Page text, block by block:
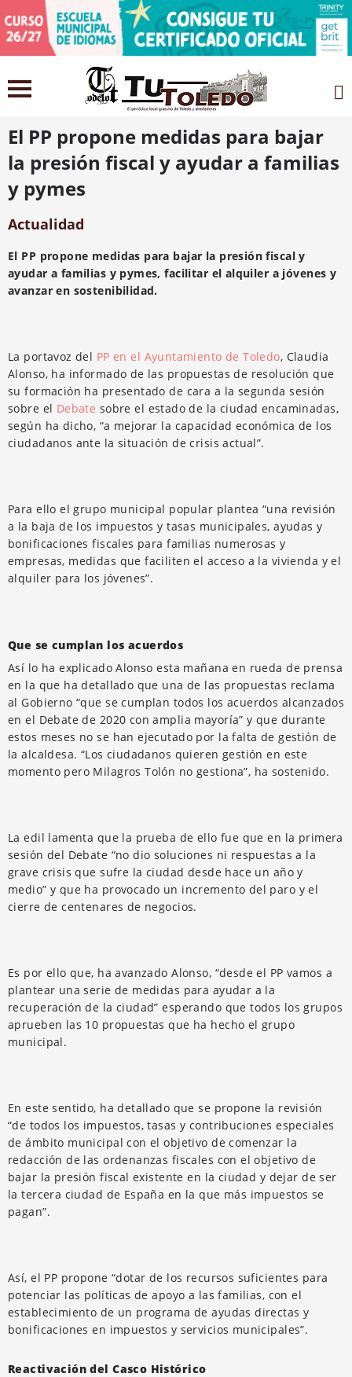
5 julio 2021
El PP propone medidas para bajar
la presión fiscal y ayudar a familias
y pymes
Actualidad
El PP propone medidas para bajar la presión fiscal y
ayudar a familias y pymes, facilitar el alquiler a jóvenes y
avanzar en sostenibilidad.
La portavoz del PP en el Ayuntamiento de Toledo, Claudia
Alonso, ha informado de las propuestas de resolución que
su formación ha presentado de cara a la segunda sesión
sobre el Debate sobre el estado de la ciudad encaminadas,
según ha dicho, “a mejorar la capacidad económica de los
ciudadanos ante la situación de crisis actual”.
Para ello el grupo municipal popular plantea “una revisión
a la baja de los impuestos y tasas municipales, ayudas y
bonificaciones fiscales para familias numerosas y
empresas, medidas que faciliten el acceso a la vivienda y el
alquiler para los jóvenes”.
Que se cumplan los acuerdos
Así lo ha explicado Alonso esta mañana en rueda de prensa
en la que ha detallado que una de las propuestas reclama
al Gobierno “que se cumplan todos los acuerdos alcanzados
en el Debate de 2020 con amplia mayoría” y que durante
estos meses no se han ejecutado por la falta de gestión de
la alcaldesa. “Los ciudadanos quieren gestión en este
momento pero Milagros Tolón no gestiona”, ha sostenido.
La edil lamenta que la prueba de ello fue que en la primera
sesión del Debate “no dio soluciones ni respuestas a la
grave crisis que sufre la ciudad desde hace un año y
medio” y que ha provocado un incremento del paro y el
cierre de centenares de negocios.
Es por ello que, ha avanzado Alonso, “desde el PP vamos a
plantear una serie de medidas para ayudar a la
recuperación de la ciudad” esperando que todos los grupos
aprueben las 10 propuestas que ha hecho el grupo
municipal.
En este sentido, ha detallado que se propone la revisión
“de todos los impuestos, tasas y contribuciones especiales
de ámbito municipal con el objetivo de comenzar la
redacción de las ordenanzas fiscales con el objetivo de
bajar la presión fiscal existente en la ciudad y dejar de ser
la tercera ciudad de España en la que más impuestos se
pagan”.
Así, el PP propone “dotar de los recursos suficientes para
potenciar las políticas de apoyo a las familias, con el
establecimiento de un programa de ayudas directas y
bonificaciones en impuestos y servicios municipales”.
Reactivación del Casco Histórico